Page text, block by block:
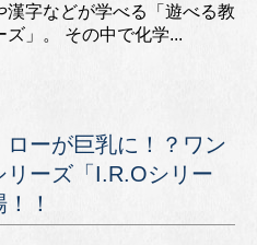
漢字などが学べる「遊べる教
ズ」。 その中で化学...
ローが巨乳に！？ワン
リーズ「I.R.Oシリー
！